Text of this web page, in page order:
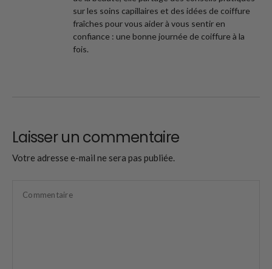
sur les soins capillaires et des idées de coiffure
fraîches pour vous aider à vous sentir en
confiance : une bonne journée de coiffure à la
fois.
Laisser un commentaire
Votre adresse e-mail ne sera pas publiée.
Commentaire